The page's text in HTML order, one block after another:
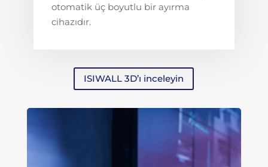
otomatik üç boyutlu bir ayırma
cihazıdır.
ISIWALL 3D’ı inceleyin